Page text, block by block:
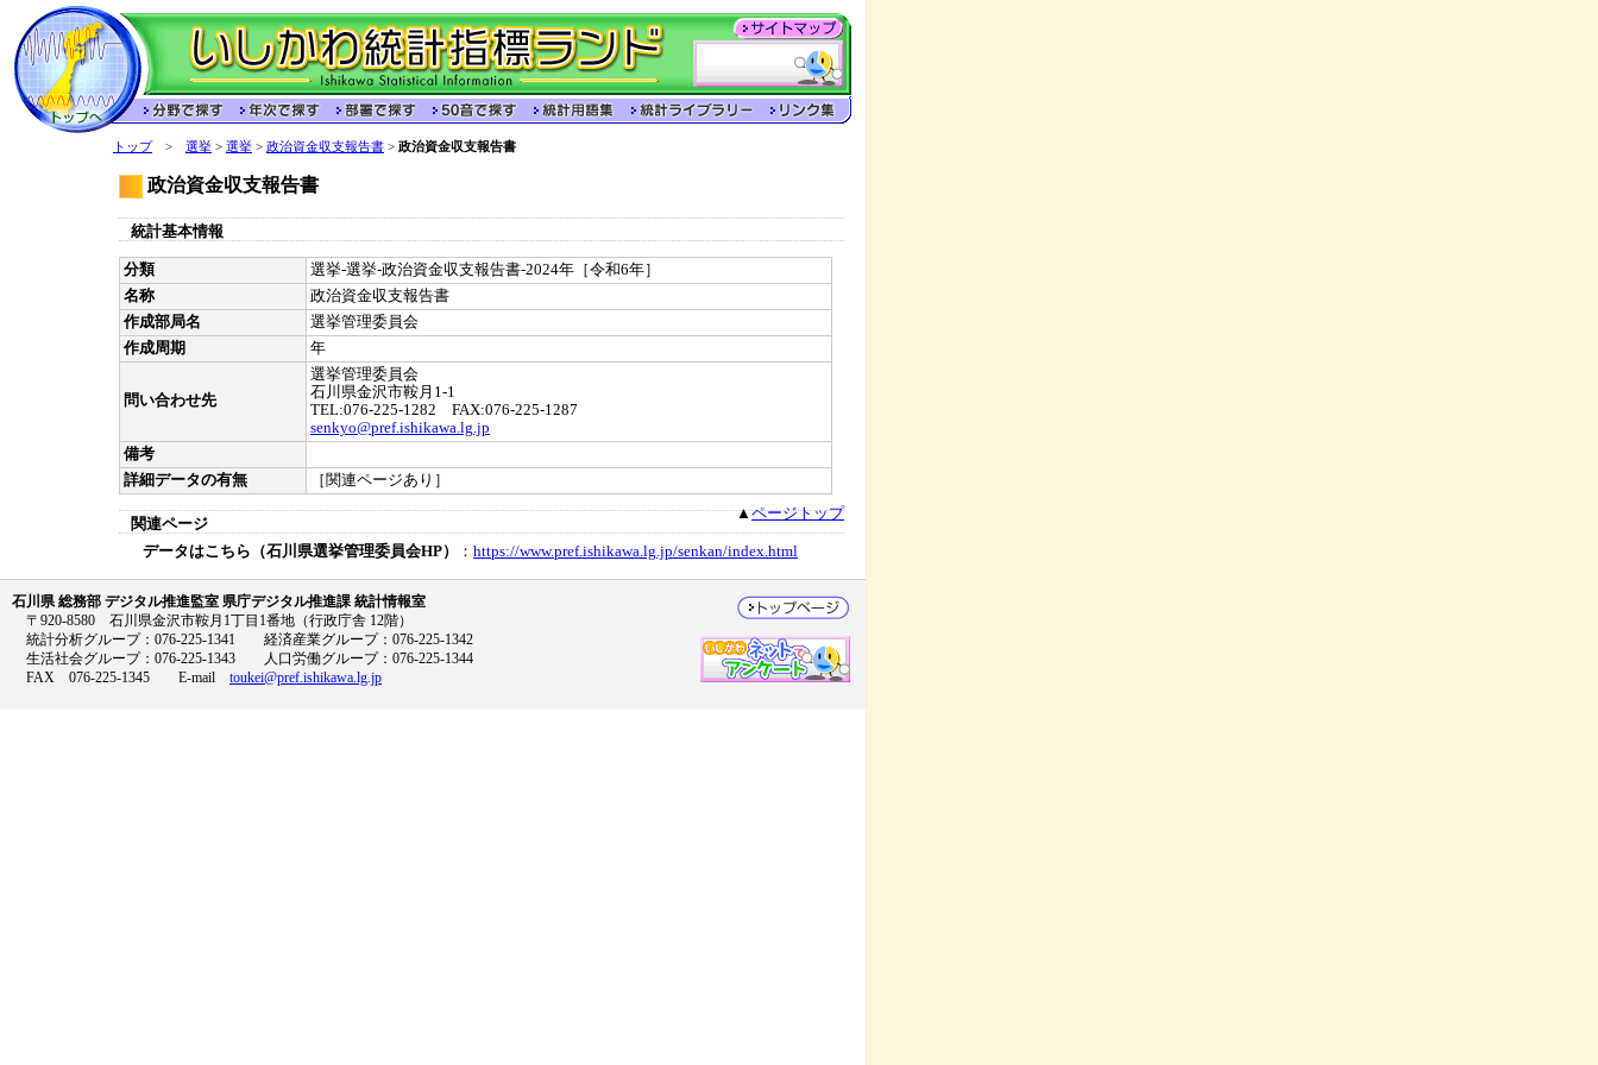
トップ> 選挙 > 選挙 > 政治資金収支報告書 > 政治資金収支報告書
政治資金収支報告書
統計基本情報
分類
選挙-選挙-政治資金収支報告書-2024年［令和6年］
名称
政治資金収支報告書
作成部局名
選挙管理委員会
作成周期
年
問い合わせ先
選挙管理委員会
石川県金沢市鞍月1-1
TEL:076-225-1282 FAX:076-225-1287
senkyo@pref.ishikawa.lg.jp
備考
詳細データの有無
［関連ページあり］
関連ページ
▲ページトップ
データはこちら（石川県選挙管理委員会HP） ： https://www.pref.ishikawa.lg.jp/senkan/index.html
石川県 総務部 デジタル推進監室 県庁デジタル推進課 統計情報室
〒920-8580 石川県金沢市鞍月1丁目1番地（行政庁舎 12階）
統計分析グループ：076-225-1341 経済産業グループ：076-225-1342
生活社会グループ：076-225-1343 人口労働グループ：076-225-1344
FAX 076-225-1345 E-mail toukei@pref.ishikawa.lg.jp